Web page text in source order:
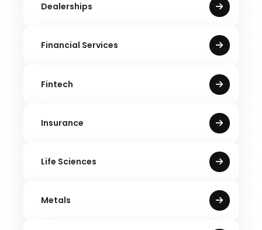
Dealerships
Financial Services
Fintech
Insurance
Life Sciences
Metals